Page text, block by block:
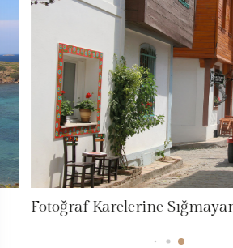
Bozcaada’nın